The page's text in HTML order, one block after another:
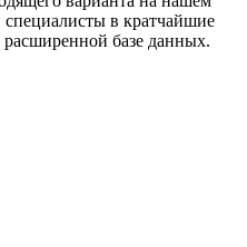
в кратчайшие
базе данных.